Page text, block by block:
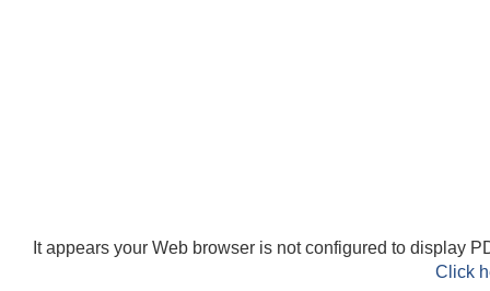
It appears your Web browser is not configured to display
Click